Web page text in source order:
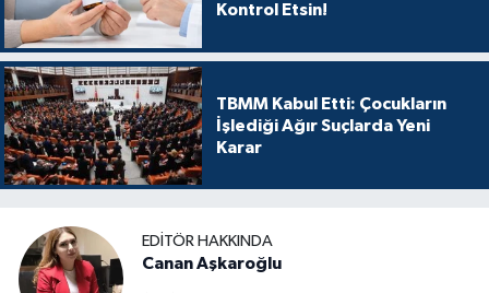
Kontrol Etsin!
TBMM Kabul Etti: Çocukların
İşlediği Ağır Suçlarda Yeni
Karar
EDITÖR HAKKINDA
Canan Aşkaroğlu